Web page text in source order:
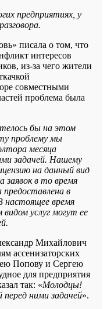
предприятиях, у
писала о том, что
интересов
из-за чего жители
совместными
проблема была
бы на этом
проблему мы
месяца
задачей. Нашему
на данный вид
в то время
в
настоящее время
услуг могут ее
Михайлович
ассенизаторских
Попову и Сергею
для предприятия
так: «Молодцы!
перед ними задачей».